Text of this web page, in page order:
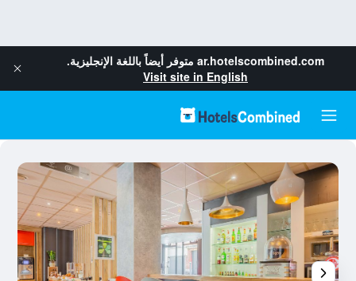
ar.hotelscombined.com متوفر أيضاً باللغة الإنجليزية.
Visit site in English